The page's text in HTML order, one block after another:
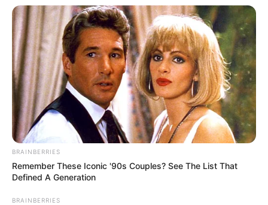
BRAINBERRIES
Remember These Iconic '90s Couples? See The List That
Defined A Generation
BRAINBERRIES